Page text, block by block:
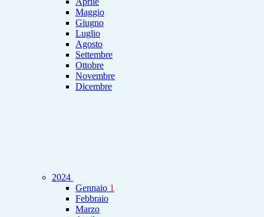
Maggio
Giugno
Luglio
Agosto
Settembre
Ottobre
Novembre
Dicembre
2024
Gennaio 1
Febbraio
Marzo